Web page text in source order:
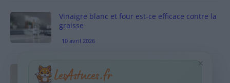
Vinaigre blanc et four est-ce efficace contre la
graisse
10 avril 2026
Taches pigmentaires : routine simple +
habitudes qui aident
×